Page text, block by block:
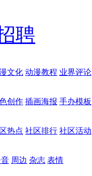
聘
文化 动漫教程 业界评论
创作 插画海报 手办模板
热点 社区排行 社区活动
周边 杂志 表情